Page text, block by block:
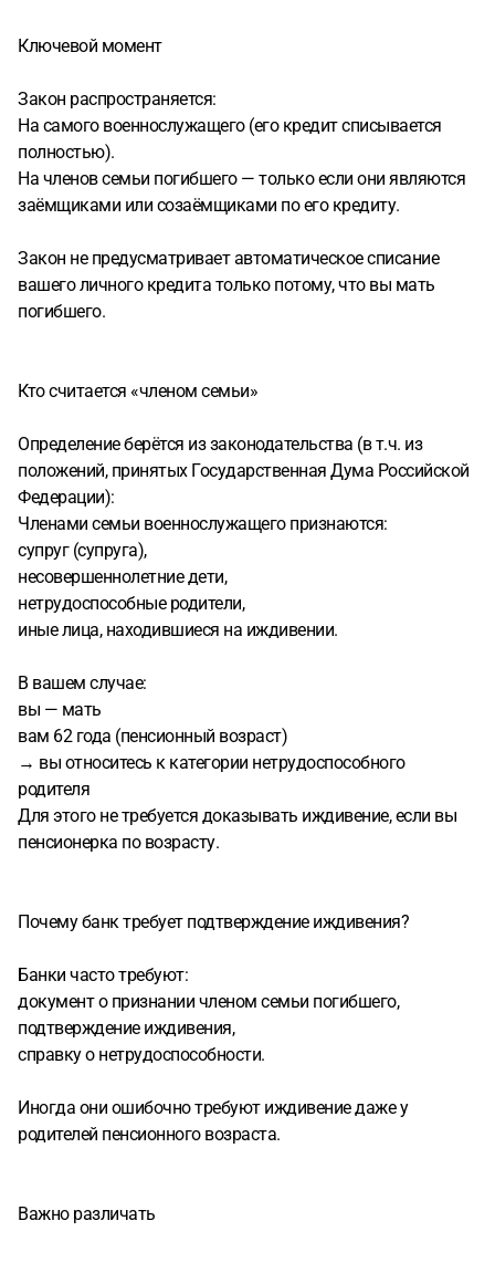
Ключевой момент
Закон распространяется:
На самого военнослужащего (его кредит списывается
полностью).
На членов семьи погибшего — только если они являются
заёмщиками или созаёмщиками по его кредиту.
Закон не предусматривает автоматическое списание
вашего личного кредита только потому, что вы мать
погибшего.
Кто считается «членом семьи»
Определение берётся из законодательства (в т.ч. из
положений, принятых Государственная Дума Российской
Федерации):
Членами семьи военнослужащего признаются:
супруг (супруга),
несовершеннолетние дети,
нетрудоспособные родители,
иные лица, находившиеся на иждивении.
В вашем случае:
вы — мать
вам 62 года (пенсионный возраст)
→ вы относитесь к категории нетрудоспособного
родителя
Для этого не требуется доказывать иждивение, если вы
пенсионерка по возрасту.
Почему банк требует подтверждение иждивения?
Банки часто требуют:
документ о признании членом семьи погибшего,
подтверждение иждивения,
справку о нетрудоспособности.
Иногда они ошибочно требуют иждивение даже у
родителей пенсионного возраста.
Важно различать